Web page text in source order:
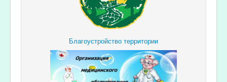
Благоустройство территории